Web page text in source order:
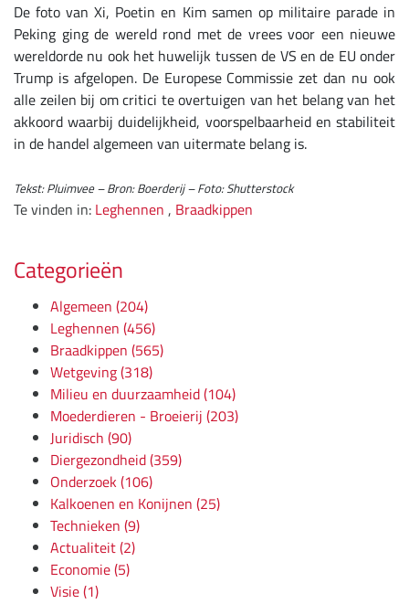
De foto van Xi, Poetin en Kim samen op militaire parade in
Peking ging de wereld rond met de vrees voor een nieuwe
wereldorde nu ook het huwelijk tussen de VS en de EU onder
Trump is afgelopen. De Europese Commissie zet dan nu ook
alle zeilen bij om critici te overtuigen van het belang van het
akkoord waarbij duidelijkheid, voorspelbaarheid en stabiliteit
in de handel algemeen van uitermate belang is.
Tekst: Pluimvee – Bron: Boerderij – Foto: Shutterstock
Te vinden in: Leghennen , Braadkippen
Categorieën
Algemeen (204)
Leghennen (456)
Braadkippen (565)
Wetgeving(318)
Milieu en duurzaamheid(104)
Moederdieren - Broeierij (203)
Juridisch (90)
Diergezondheid(359)
Onderzoek(106)
Kalkoenen en Konijnen (25)
Technieken (9)
Actualiteit(2)
Economie(5)
Visie(1)